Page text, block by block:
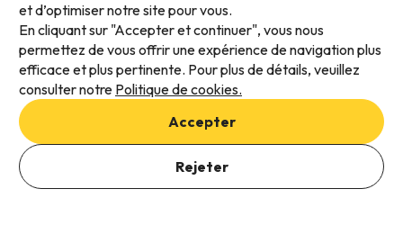
Voir offres
Votre Guide de Ski
Voyages de ski en groupe
FAQ
Téléchargez notre application
Noté avec une moyenne de 4,6/5 sur iOS et Android.
et d’optimiser notre site pour vous.
En cliquant sur "Accepter et continuer", vous nous
permettez de vous offrir une expérience de navigation plus
efficace et plus pertinente. Pour plus de détails, veuillez
consulter notre Politique de cookies.
Accepter
Rejeter